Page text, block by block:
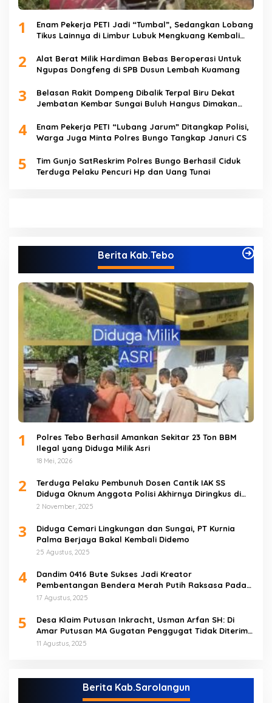
1
Enam Pekerja PETI Jadi “Tumbal”, Sedangkan Lobang
Tikus Lainnya di Limbur Lubuk Mengkuang Kembali
2
Alat Berat Milik Hardiman Bebas Beroperasi Untuk
Ngupas Dongfeng di SPB Dusun Lembah Kuamang
3
Belasan Rakit Dompeng Dibalik Terpal Biru Dekat
Jembatan Kembar Sungai Buluh Hangus Dimakan
4
Enam Pekerja PETI “Lubang Jarum” Ditangkap Polisi,
Warga Juga Minta Polres Bungo Tangkap Januri CS
5
Tim Gunjo SatReskrim Polres Bungo Berhasil Ciduk
Terduga Pelaku Pencuri Hp dan Uang Tunai
Berita Kab.Tebo
1
Polres Tebo Berhasil Amankan Sekitar 23 Ton BBM
Ilegal yang Diduga Milik Asri
18 Mei, 2026
2
Terduga Pelaku Pembunuh Dosen Cantik IAK SS
Diduga Oknum Anggota Polisi Akhirnya Diringkus di
Tebo Tengah
2 November, 2025
3
Diduga Cemari Lingkungan dan Sungai, PT Kurnia
Palma Berjaya Bakal Kembali Didemo
25 Agustus, 2025
4
Dandim 0416 Bute Sukses Jadi Kreator
Pembentangan Bendera Merah Putih Raksasa Pada
Peringatan HUT RI ke 80 di Tebo
17 Agustus, 2025
5
Desa Klaim Putusan Inkracht, Usman Arfan SH: Di
Amar Putusan MA Gugatan Penggugat Tidak Diterima
(NO)
11 Agustus, 2025
Berita Kab.Sarolangun